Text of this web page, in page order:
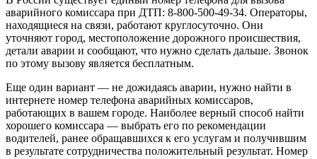
аварийного комиссара при ДТП: 8-800-500-49-34. Операторы,
находящиеся на связи, работают круглосуточно. Они
уточняют город, местоположение дорожного происшествия,
детали аварии и сообщают, что нужно сделать дальше. Звонок
по этому вызову является бесплатным.
Еще один вариант — не дожидаясь аварии, нужно найти в
интернете номер телефона аварийных комиссаров,
работающих в вашем городе. Наиболее верный способ найти
хорошего комиссара — выбрать его по рекомендации
водителей, ранее обращавшихся к его услугам и получившим
в результате сотрудничества положительный результат. Номер